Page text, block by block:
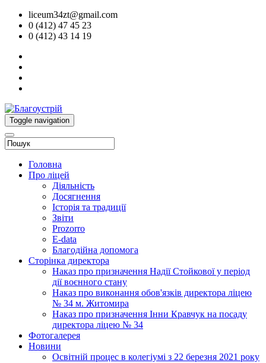
liceum34zt@gmail.com
0 (412) 47 45 23
0 (412) 43 14 19
Toggle navigation
Головна
Про ліцей
Діяльність
Досягнення
Історія та традиції
Звіти
Prozorro
E-data
Благодійна допомога
Сторінка директора
Наказ про призначення Надії Стойкової у період
дії воєнного стану
Наказ про виконання обов'язків директора ліцею
№ 34 м. Житомира
Наказ про призначення Інни Кравчук на посаду
директора ліцею № 34
Фотогалерея
Новини
Освітній процес в колегіумі з 22 березня 2021 року